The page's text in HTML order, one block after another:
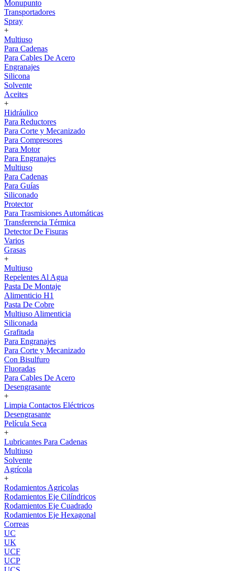
Monupunto
Transportadores
Spray
+
Multiuso
Para Cadenas
Para Cables De Acero
Engranajes
Silicona
Solvente
Aceites
+
Hidráulico
Para Reductores
Para Corte y Mecanizado
Para Compresores
Para Motor
Para Engranajes
Multiuso
Para Cadenas
Para Guías
Siliconado
Protector
Para Trasmisiones Automáticas
Transferencia Térmica
Detector De Fisuras
Varios
Grasas
+
Multiuso
Repelentes Al Agua
Pasta De Montaje
Alimenticio H1
Pasta De Cobre
Multiuso Alimenticia
Siliconada
Grafitada
Para Engranajes
Para Corte y Mecanizado
Con Bisulfuro
Fluoradas
Para Cables De Acero
Desengrasante
+
Limpia Contactos Eléctricos
Desengrasante
Película Seca
+
Lubricantes Para Cadenas
Multiuso
Solvente
Agrícola
+
Rodamientos Agricolas
Rodamientos Eje Cilíndricos
Rodamientos Eje Cuadrado
Rodamientos Eje Hexagonal
Correas
UC
UK
UCF
UCP